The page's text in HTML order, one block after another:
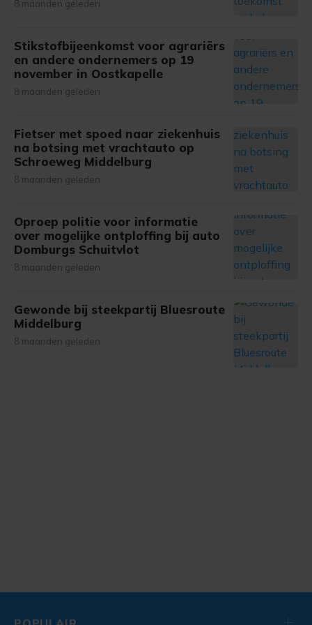
8 maanden geleden
Stikstofbijeenkomst voor agrariërs
en andere ondernemers op 19
november in Oostkapelle
8 maanden geleden
Fietser met spoed naar ziekenhuis
na botsing met vrachtauto op
Schroeweg Middelburg
8 maanden geleden
Oproep politie voor informatie
over mogelijke ontploffing bij auto
Domburgs Schuitvlot
8 maanden geleden
Gewonde bij steekpartij Bluesroute
Middelburg
8 maanden geleden